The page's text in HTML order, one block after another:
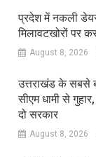
प्रदेश में नकली
मिलावटखोरों पर
August 8, 2026
उत्तराखंड के सबसे
सीएम धामी से
दो सरकार
August 8, 2026